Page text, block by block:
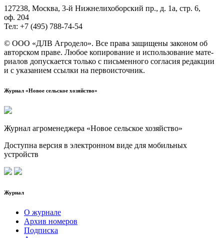
127238, Москва, 3‑й Ниж­не­ли­хо­бор­ский пр., д. 1а, стр. 6,
оф. 204
Тел: +7 (495) 788‑74‑54
© ООО «ДЛВ Агро­де­ло». Все пра­ва защи­ще­ны зако­ном об
автор­ском пра­ве. Любое копи­ро­ва­ние и исполь­зо­ва­ние мате­
ри­а­лов допус­ка­ет­ся толь­ко с пись­мен­но­го согла­сия редак­ции
и с ука­за­ни­ем ссыл­ки на первоисточник.
Журнал «Новое сельское хозяйство»
Журнал агроменеджера «Новое сельское хозяйство»
Доступна версия в электронном виде для мобильных
устройств
Журнал
О журнале
Архив номеров
Подписка